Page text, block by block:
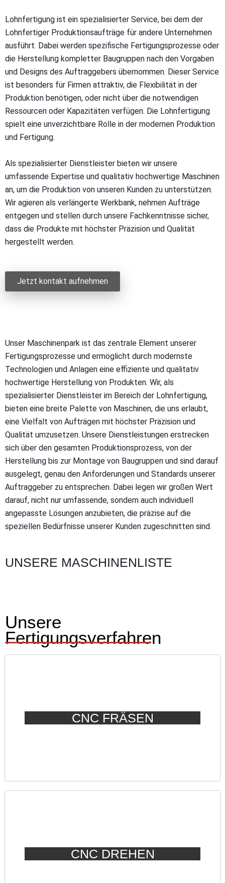
Lohnfertigung ist ein spezialisierter Service, bei dem der
Lohnfertiger Produktionsaufträge für andere Unternehmen
ausführt. Dabei werden spezifische Fertigungsprozesse oder
die Herstellung kompletter Baugruppen nach den Vorgaben
und Designs des Auftraggebers übernommen. Dieser Service
ist besonders für Firmen attraktiv, die Flexibilität in der
Produktion benötigen, oder nicht über die notwendigen
Ressourcen oder Kapazitäten verfügen. Die Lohnfertigung
spielt eine unverzichtbare Rolle in der modernen Produktion
und Fertigung.
Als spezialisierter Dienstleister bieten wir unsere
umfassende Expertise und qualitativ hochwertige Maschinen
an, um die Produktion von unseren Kunden zu unterstützen.
Wir agieren als verlängerte Werkbank, nehmen Aufträge
entgegen und stellen durch unsere Fachkenntnisse sicher,
dass die Produkte mit höchster Präzision und Qualität
hergestellt werden.
Jetzt kontakt aufnehmen
Unser Maschinenpark ist das zentrale Element unserer
Fertigungsprozesse und ermöglicht durch modernste
Technologien und Anlagen eine effiziente und qualitativ
hochwertige Herstellung von Produkten. Wir, als
spezialisierter Dienstleister im Bereich der Lohnfertigung,
bieten eine breite Palette von Maschinen, die uns erlaubt,
eine Vielfalt von Aufträgen mit höchster Präzision und
Qualität umzusetzen. Unsere Dienstleistungen erstrecken
sich über den gesamten Produktionsprozess, von der
Herstellung bis zur Montage von Baugruppen und sind darauf
ausgelegt, genau den Anforderungen und Standards unserer
Auftraggeber zu entsprechen. Dabei legen wir großen Wert
darauf, nicht nur umfassende, sondern auch individuell
angepasste Lösungen anzubieten, die präzise auf die
speziellen Bedürfnisse unserer Kunden zugeschnitten sind.
UNSERE MASCHINENLISTE
Unsere
Fertigungsverfahren
CNC FRÄSEN
CNC DREHEN